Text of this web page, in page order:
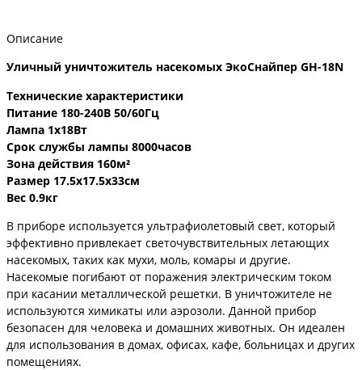
Описание
Уличный уничтожитель насекомых ЭкоСнайпер GH-18N
Технические характеристики
Питание 180-240В 50/60Гц
Лампа 1х18Вт
Срок службы лампы 8000часов
Зона действия 160м²
Размер 17.5х17.5х33см
Вес 0.9кг
В приборе используется ультрафиолетовый свет, который
эффективно привлекает светочувствительных летающих
насекомых, таких как мухи, моль, комары и другие.
Насекомые погибают от поражения электрическим током
при касании металлической решетки. В уничтожителе не
используются химикаты или аэрозоли. Данной прибор
безопасен для человека и домашних животных. Он идеален
для использования в домах, офисах, кафе, больницах и других
помещениях.